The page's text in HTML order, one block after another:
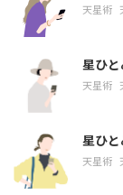
天星術
星ひ
天星術
星ひ
天星術